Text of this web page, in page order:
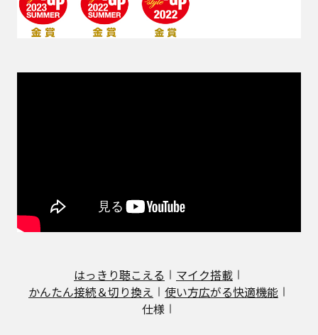
はっきり聴こえる
マイク搭載
かんたん接続＆切り換え
使い方広がる快適機能
仕様